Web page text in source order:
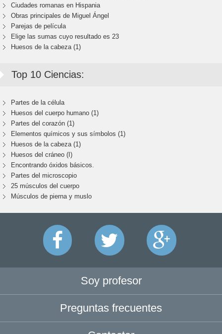
Ciudades romanas en Hispania
Obras principales de Miguel Ángel
Parejas de película
Elige las sumas cuyo resultado es 23
Huesos de la cabeza (1)
Top 10 Ciencias:
Partes de la célula
Huesos del cuerpo humano (1)
Partes del corazón (1)
Elementos químicos y sus símbolos (1)
Huesos de la cabeza (1)
Huesos del cráneo (I)
Encontrando óxidos básicos.
Partes del microscopio
25 músculos del cuerpo
Músculos de pierna y muslo
Soy profesor
Preguntas frecuentes